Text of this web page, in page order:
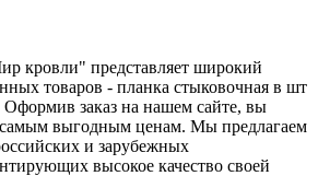
кровли" представляет широкий
товаров - планка стыковочная в шт
Оформив заказ на нашем сайте, вы
самым выгодным ценам. Мы предлагаем
и зарубежных
высокое качество своей